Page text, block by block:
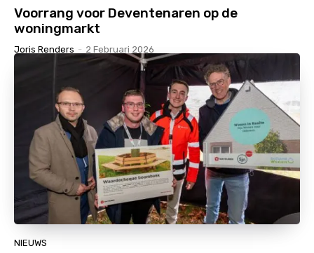
Voorrang voor Deventenaren op de
woningmarkt
Joris Renders - 2 Februari 2026
NIEUWS